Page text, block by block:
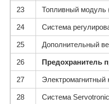
23 Топливный модуль
24 Система
25 Дополнительный
26 Предохранитель
27 Электромагнитный
28 Система Servotronic